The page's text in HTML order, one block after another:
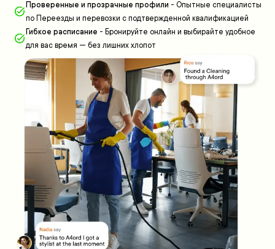
Проверенные и прозрачные профили - Опытные специалисты
по Переезды и перевозки с подтвержденной квалификацией
Гибкое расписание - Бронируйте онлайн и выбирайте удобное
для вас время — без лишних хлопот